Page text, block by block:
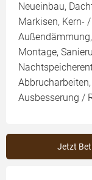
Neueinbau,
Markisen, Kern-
Montage,
Ausbesserung /
Jetzt